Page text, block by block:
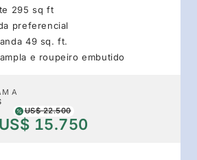
295 sq ft
preferencial
49 sq. ft.
e roupeiro embutido
A
US$ 22.500
US$ 15.750